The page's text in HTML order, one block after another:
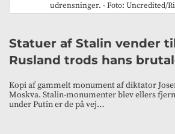
udrensninger. - Foto: Uncredited/
Statuer af Stalin vender
Rusland trods hans
Kopi af gammelt monument af diktator
Moskva. Stalin-monumenter blev ellers
under Putin er de på vej…